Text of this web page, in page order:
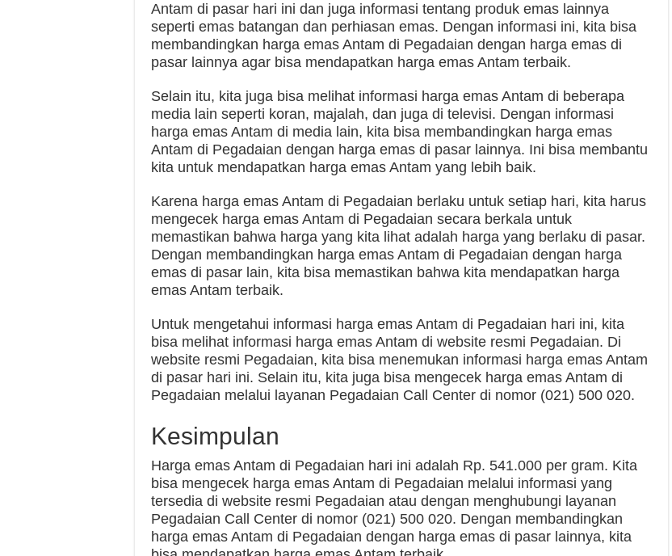
Antam di pasar hari ini dan juga informasi tentang produk emas lainnya
seperti emas batangan dan perhiasan emas. Dengan informasi ini, kita bisa
membandingkan harga emas Antam di Pegadaian dengan harga emas di
pasar lainnya agar bisa mendapatkan harga emas Antam terbaik.
Selain itu, kita juga bisa melihat informasi harga emas Antam di beberapa
media lain seperti koran, majalah, dan juga di televisi. Dengan informasi
harga emas Antam di media lain, kita bisa membandingkan harga emas
Antam di Pegadaian dengan harga emas di pasar lainnya. Ini bisa membantu
kita untuk mendapatkan harga emas Antam yang lebih baik.
Karena harga emas Antam di Pegadaian berlaku untuk setiap hari, kita harus
mengecek harga emas Antam di Pegadaian secara berkala untuk
memastikan bahwa harga yang kita lihat adalah harga yang berlaku di pasar.
Dengan membandingkan harga emas Antam di Pegadaian dengan harga
emas di pasar lain, kita bisa memastikan bahwa kita mendapatkan harga
emas Antam terbaik.
Untuk mengetahui informasi harga emas Antam di Pegadaian hari ini, kita
bisa melihat informasi harga emas Antam di website resmi Pegadaian. Di
website resmi Pegadaian, kita bisa menemukan informasi harga emas Antam
di pasar hari ini. Selain itu, kita juga bisa mengecek harga emas Antam di
Pegadaian melalui layanan Pegadaian Call Center di nomor (021) 500 020.
Kesimpulan
Harga emas Antam di Pegadaian hari ini adalah Rp. 541.000 per gram. Kita
bisa mengecek harga emas Antam di Pegadaian melalui informasi yang
tersedia di website resmi Pegadaian atau dengan menghubungi layanan
Pegadaian Call Center di nomor (021) 500 020. Dengan membandingkan
harga emas Antam di Pegadaian dengan harga emas di pasar lainnya, kita